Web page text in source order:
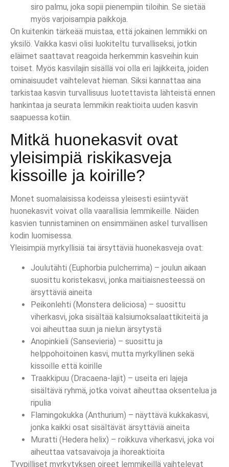
siro palmu, joka sopii pienempiin tiloihin. Se sietää
myös varjoisampia paikkoja.
On kuitenkin tärkeää muistaa, että jokainen lemmikki on
yksilö. Vaikka kasvi olisi luokiteltu turvalliseksi, jotkin
eläimet saattavat reagoida herkemmin kasveihin kuin
toiset. Myös kasvilajin sisällä voi olla eri lajikkeita, joiden
ominaisuudet vaihtelevat hieman. Siksi kannattaa aina
tarkistaa kasvin turvallisuus luotettavista lähteistä ennen
hankintaa ja seurata lemmikin reaktioita uuden kasvin
saapuessa kotiin.
Mitkä huonekasvit ovat
yleisimpiä riskikasveja
kissoille ja koirille?
Monet suomalaisissa kodeissa yleisesti esiintyvät
huonekasvit voivat olla vaarallisia lemmikeille. Näiden
kasvien tunnistaminen on ensimmäinen askel turvallisen
kodin luomisessa.
Yleisimpiä myrkyllisiä tai ärsyttäviä huonekasveja ovat:
Joulutähti (Euphorbia pulcherrima) – joulun aikaan
suosittu koristekasvi, jonka maitiaisnesteessä on
ärsyttäviä aineita
Peikonlehti (Monstera deliciosa) – suosittu
viherkasvi, joka sisältää kalsiumoksalaattikiteitä ja
voi aiheuttaa suun ja nielun ärsytystä
Anopinkieli (Sansevieria) – suosittu ja
helppohoitoinen kasvi, mutta myrkyllinen sekä
kissoille että koirille
Traakkipuu (Dracaena-lajit) – useita eri lajeja
sisältävä ryhmä, jotka voivat aiheuttaa oksentelua ja
ripulia
Flamingokukka (Anthurium) – näyttävä kukkakasvi,
jonka kaikki osat sisältävät ärsyttäviä aineita
Muratti (Hedera helix) – roikkuva viherkasvi, joka voi
aiheuttaa vatsavaivoja ja ihoreaktioita
Tyypilliset myrkytyksen oireet lemmikeillä vaihtelevat